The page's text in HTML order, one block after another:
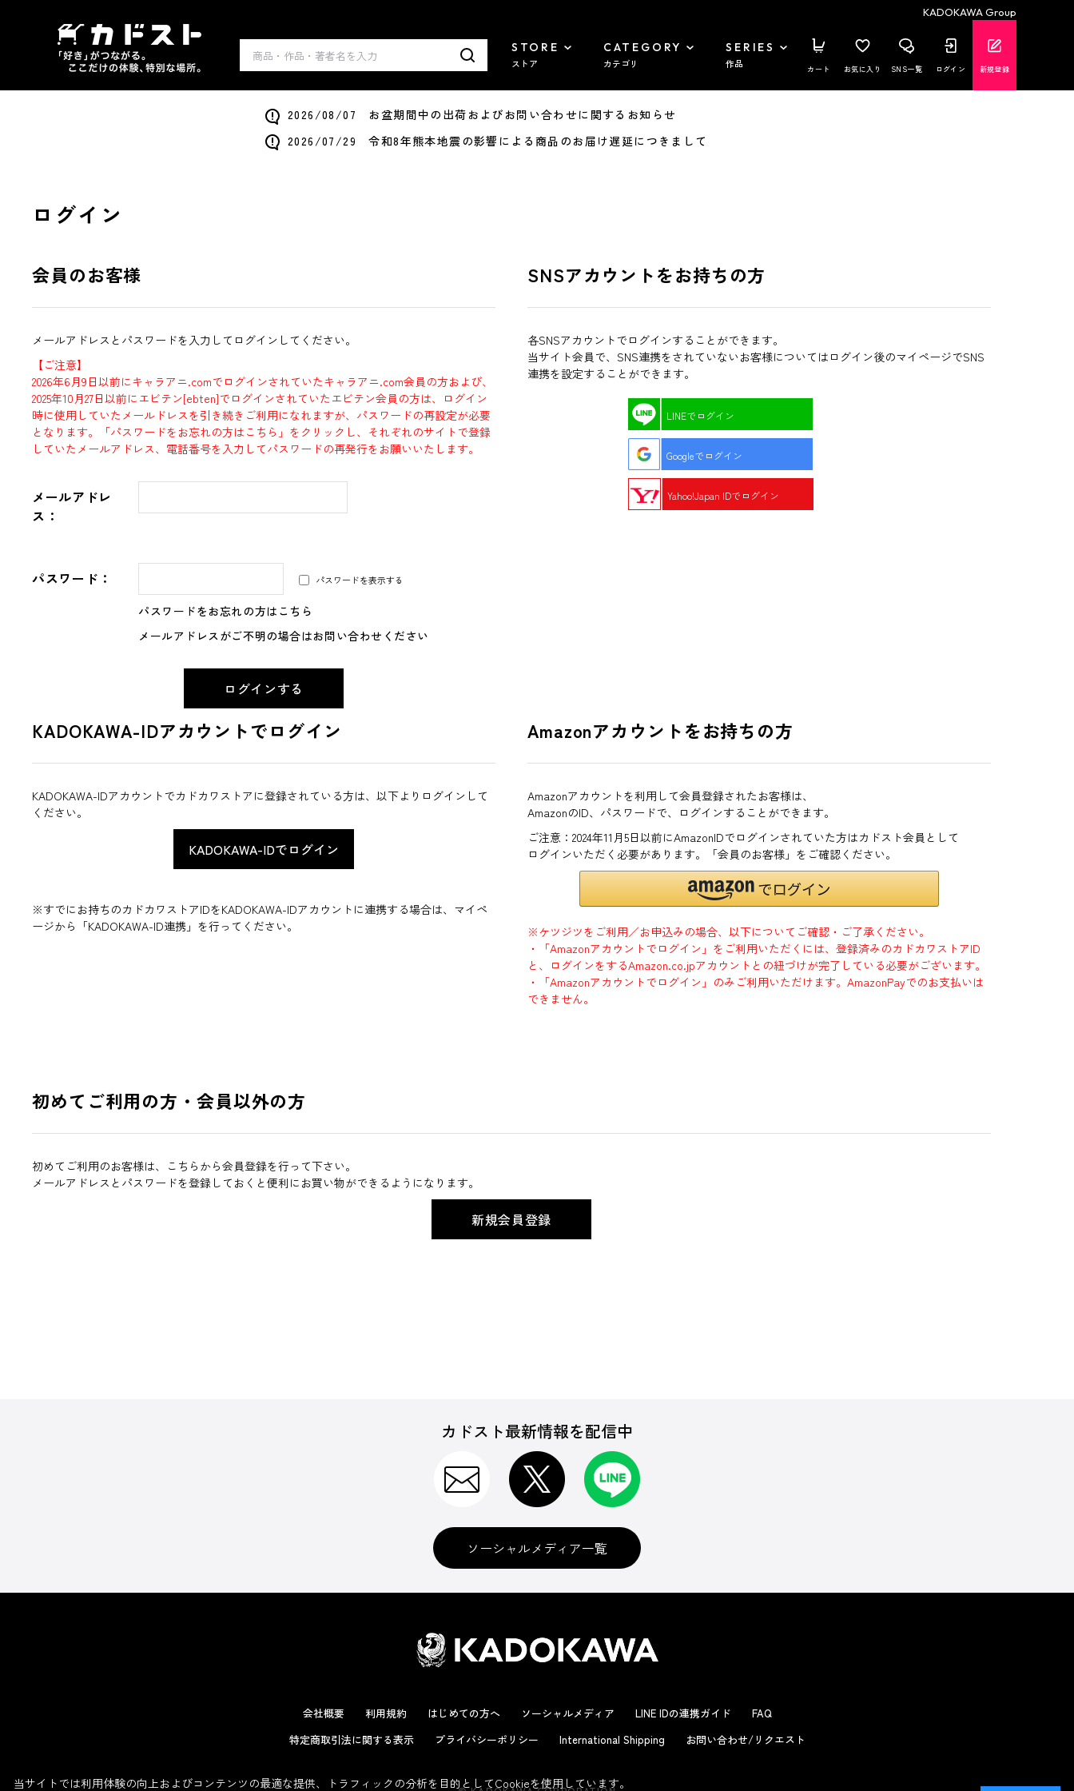
KADOKAWA Group
STORE
ストア
CATEGORY
カテゴリ
SERIES
作品 カート お気に入り SNS一覧 ログイン 新規登録
2026/08/07 お盆期間中の出荷およびお問い合わせに関するお知らせ
2026/07/29 令和8年熊本地震の影響による商品のお届け遅延につきまして
ログイン
会員のお客様
メールアドレスとパスワードを入力してログインしてください。
【ご注意】
2026年6月9日以前にキャラアニ.comでログインされていたキャラアニ.com会員の方および、
2025年10月27日以前にエビテン[ebten]でログインされていたエビテン会員の方は、ログイン
時に使用していたメールドレスを引き続きご利用になれますが、パスワードの再設定が必要
となります。「パスワードをお忘れの方はこちら」をクリックし、それぞれのサイトで登録
していたメールアドレス、電話番号を入力してパスワードの再発行をお願いいたします。
メールアドレ
ス：
パスワード： パスワードを表示する
パスワードをお忘れの方はこちら
メールアドレスがご不明の場合はお問い合わせください
KADOKAWA-IDアカウントでログイン
KADOKAWA-IDアカウントでカドカワストアに登録されている方は、以下よりログインして
ください。
※すでにお持ちのカドカワストアIDをKADOKAWA-IDアカウントに連携する場合は、マイペ
ージから「KADOKAWA-ID連携」を行ってください。
SNSアカウントをお持ちの方
各SNSアカウントでログインすることができます。
当サイト会員で、SNS連携をされていないお客様についてはログイン後のマイページでSNS
連携を設定することができます。
LINEでログイン
Googleでログイン
Yahoo!Japan IDでログイン
Amazonアカウントをお持ちの方
Amazonアカウントを利用して会員登録されたお客様は、
AmazonのID、パスワードで、ログインすることができます。
ご注意：2024年11月5日以前にAmazonIDでログインされていた方はカドスト会員として
ログインいただく必要があります。「会員のお客様」をご確認ください。
※ケツジツをご利用／お申込みの場合、以下についてご確認・ご了承ください。
・「Amazonアカウントでログイン」をご利用いただくには、登録済みのカドカワストアID
と、ログインをするAmazon.co.jpアカウントとの紐づけが完了している必要がございます。
・「Amazonアカウントでログイン」のみご利用いただけます。AmazonPayでのお支払いは
できません。
初めてご利用の方・会員以外の方
初めてご利用のお客様は、こちらから会員登録を行って下さい。
メールアドレスとパスワードを登録しておくと便利にお買い物ができるようになります。
カドスト最新情報を配信中
ソーシャルメディア一覧
会社概要 利用規約 はじめての方へ ソーシャルメディア LINE IDの連携ガイド
FAQ
特定商取引法に関する表示
プライバシーポリシー International Shipping お問い合わせ/リクエスト
当サイトでは利用体験の向上およびコンテンツの最適な提供、トラフィックの分析を目的としてCookieを使用しています。